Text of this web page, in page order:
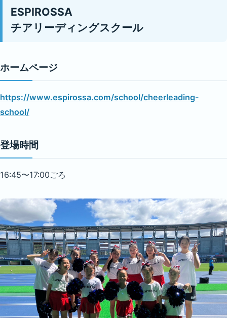
ESPIROSSA
チアリーディングスクール
ホームページ
https://www.espirossa.com/school/cheerleading-
school/
登場時間
16:45〜17:00ごろ